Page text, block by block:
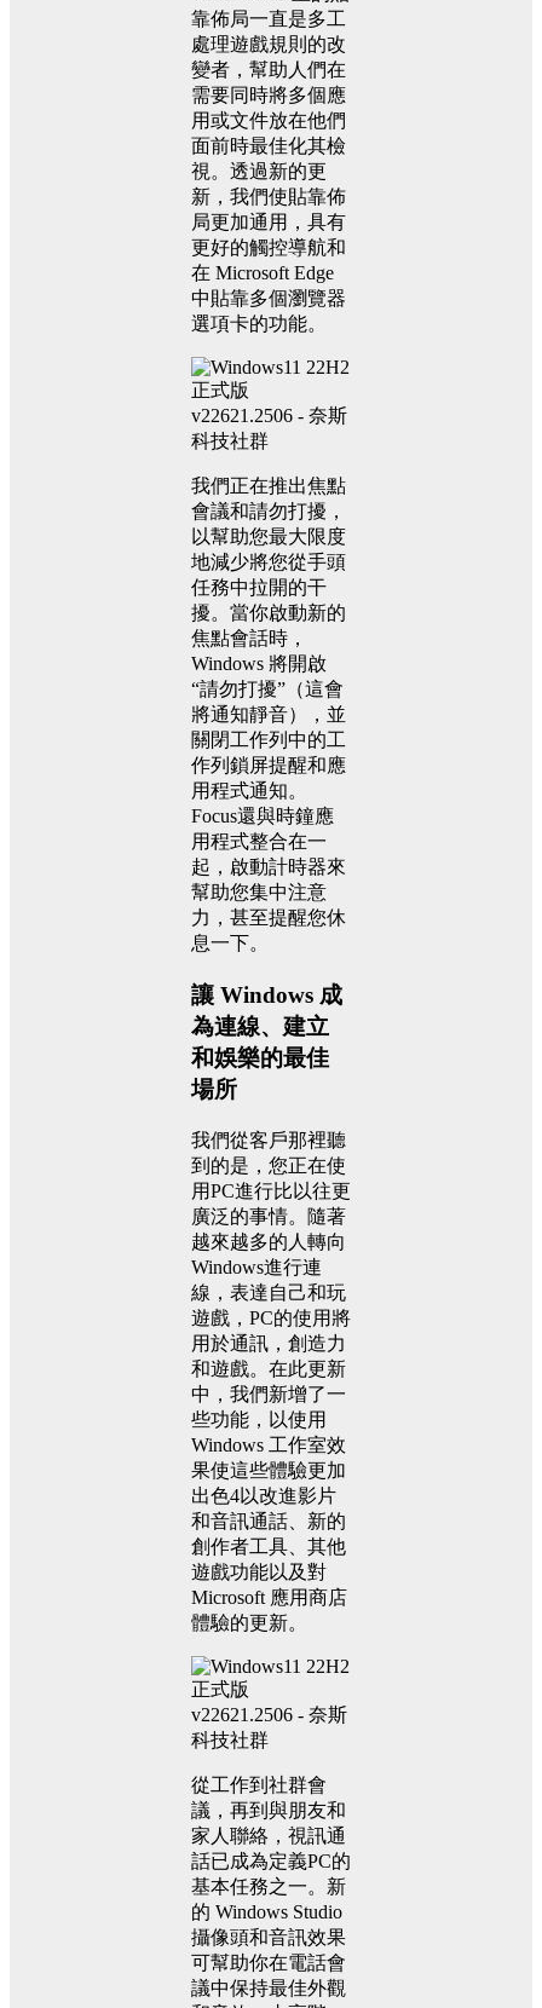
靠佈局一直是多工
處理遊戲規則的改
變者，幫助人們在
需要同時將多個應
用或文件放在他們
面前時最佳化其檢
視。透過新的更
新，我們使貼靠佈
局更加通用，具有
更好的觸控導航和
在 Microsoft Edge
中貼靠多個瀏覽器
選項卡的功能。
我們正在推出焦點
會議和請勿打擾，
以幫助您最大限度
地減少將您從手頭
任務中拉開的干
擾。當你啟動新的
焦點會話時，
Windows 將開啟
“請勿打擾”（這會
將通知靜音），並
關閉工作列中的工
作列鎖屏提醒和應
用程式通知。
Focus還與時鐘應
用程式整合在一
起，啟動計時器來
幫助您集中注意
力，甚至提醒您休
息一下。
讓 Windows 成
為連線、建立
和娛樂的最佳
場所
我們從客戶那裡聽
到的是，您正在使
用PC進行比以往更
廣泛的事情。隨著
越來越多的人轉向
Windows進行連
線，表達自己和玩
遊戲，PC的使用將
用於通訊，創造力
和遊戲。在此更新
中，我們新增了一
些功能，以使用
Windows 工作室效
果使這些體驗更加
出色4以改進影片
和音訊通話、新的
創作者工具、其他
遊戲功能以及對
Microsoft 應用商店
體驗的更新。
從工作到社群會
議，再到與朋友和
家人聯絡，視訊通
話已成為定義PC的
基本任務之一。新
的 Windows Studio
攝像頭和音訊效果
可幫助你在電話會
議中保持最佳外觀